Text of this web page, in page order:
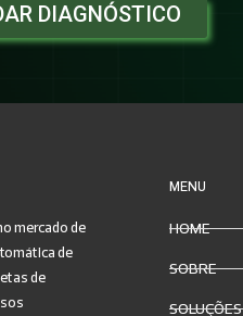
DIAGNÓSTICO
mercado de
de
de
MENU
HOME
SOBRE
SOLUÇÕES